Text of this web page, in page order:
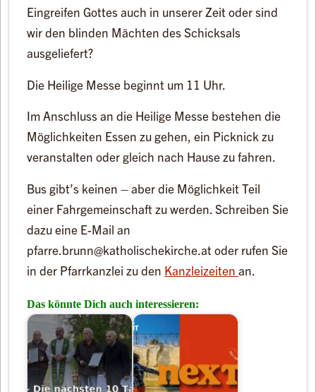
Eingreifen Gottes auch in unserer Zeit oder sind
wir den blinden Mächten des Schicksals
ausgeliefert?
Die Heilige Messe beginnt um 11 Uhr.
Im Anschluss an die Heilige Messe bestehen die
Möglichkeiten Essen zu gehen, ein Picknick zu
veranstalten oder gleich nach Hause zu fahren.
Bus gibt’s keinen – aber die Möglichkeit Teil
einer Fahrgemeinschaft zu werden. Schreiben Sie
dazu eine E-Mail an
pfarre.brunn@katholischekirche.at oder rufen Sie
in der Pfarrkanzlei zu den Kanzleizeitenan.
Das könnte Dich auch interessieren: